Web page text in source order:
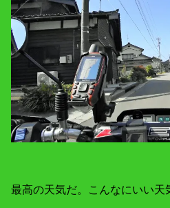
最高の天気だ。こんなにいい天